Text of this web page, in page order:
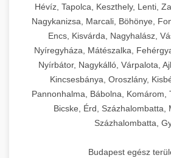
Hévíz, Tapolca, Keszthely, Lenti,
Nagykanizsa, Marcali, Böhönye,
Encs, Kisvárda, Nagyhalász,
Nyíregyháza, Mátészalka,
Nyírbátor, Nagykálló, Várpalota,
Kincsesbánya, Oroszlány,
Pannonhalma, Bábolna, Komárom,
Bicske, Érd, Százhalombatta,
Százhalombatta,
Budapest egész